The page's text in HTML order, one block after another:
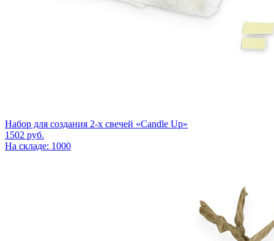
Набор для создания 2-х свечей «Candle Up»
1502 руб.
На складе: 1000